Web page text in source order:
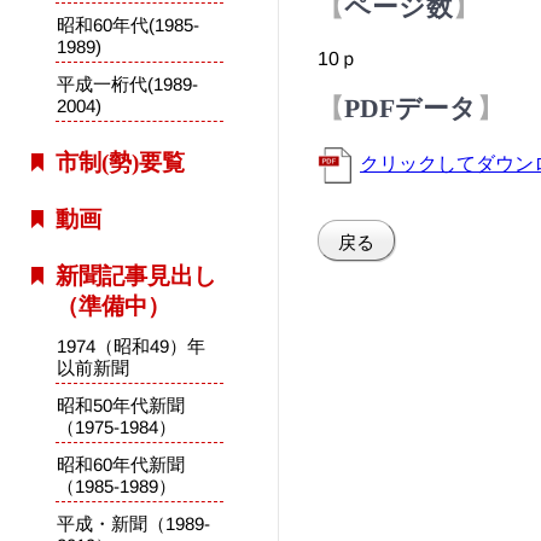
昭和60年代(1985-
1989)
平成一桁代(1989-
2004)
市制(勢)要覧
動画
新聞記事見出し
（準備中）
1974（昭和49）年
以前新聞
昭和50年代新聞
（1975-1984）
昭和60年代新聞
（1985-1989）
平成・新聞（1989-
ページ数
10ｐ
PDFデータ
クリックしてダウン
戻る